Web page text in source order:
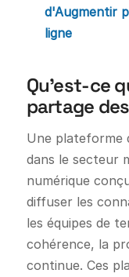
d'Augmentir
ligne
Qu'est-ce
partage
Une plateforme
dans le secteur
numérique
diffuser les
les équipes de
cohérence, la
continue. Ces